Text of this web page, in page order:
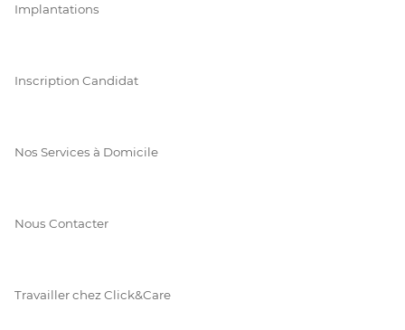
Implantations
Inscription Candidat
Nos Services à Domicile
Nous Contacter
Travailler chez Click&Care